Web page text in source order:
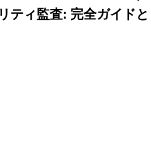
ティ監査: 完全ガイドと